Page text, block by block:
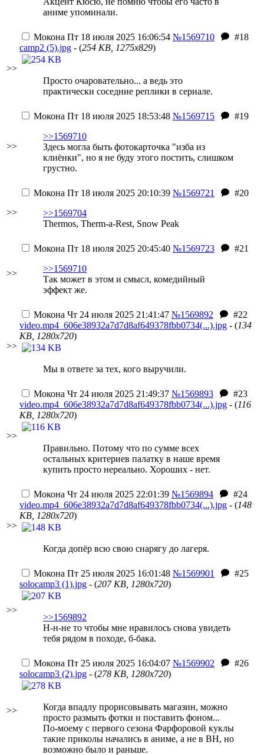
аниме упоминали.
>>
Мокона Пт 18 июля 2025 16:06:54 №1569710
#18
camp2 (5).jpg - (254 KB, 1275x829)
Просто очаровательно... а ведь это
практически соседние реплики в сериале.
>>
Мокона Пт 18 июля 2025 18:53:48 №1569715
#19
>>1569710
Здесь могла быть фотокарточка "изба из
клиёнки", но я не буду этого постить, слишком
грустно.
>>
Мокона Пт 18 июля 2025 20:10:39 №1569721
#20
>>1569704
Thermos, Therm-a-Rest, Snow Peak
>>
Мокона Пт 18 июля 2025 20:45:40 №1569723
#21
>>1569710
Так может в этом и смысл, комедийный
эффект же.
>>
Мокона Чт 24 июля 2025 21:41:47 №1569892
#22
video.mp4_606e38932a7d7d8af649378fbb0734(...).jpg - (134
KB, 1280x720)
Мы в ответе за тех, кого выручили.
>>
Мокона Чт 24 июля 2025 21:49:37 №1569893
#23
video.mp4_606e38932a7d7d8af649378fbb0734(...).jpg - (116
KB, 1280x720)
Правильно. Потому что по сумме всех
остальных критериев палатку в наше время
купить просто нереально. Хороших - нет.
>>
Мокона Чт 24 июля 2025 22:01:39 №1569894
#24
video.mp4_606e38932a7d7d8af649378fbb0734(...).jpg - (148
KB, 1280x720)
Когда допёр всю свою снарягу до лагеря.
>>
Мокона Пт 25 июля 2025 16:01:48 №1569901
#25
solocamp3 (1).jpg - (207 KB, 1280x720)
>>1569892
Н-н-не то чтобы мне нравилось снова увидеть
тебя рядом в походе, б-бака.
>>
Мокона Пт 25 июля 2025 16:04:07 №1569902
#26
solocamp3 (2).jpg - (278 KB, 1280x720)
Когда впадлу прорисовывать магазин, можно
просто размыть фотки и поставить фоном...
По-моему с первого сезона Фарфоровой куклы
такие приколы начались в аниме, а не в ВН, но
возможно было и раньше.